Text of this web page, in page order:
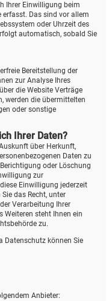
Ihrer Einwilligung beim
erfasst. Das sind vor allem
oder Uhrzeit des
automatisch, sobald Sie
Bereitstellung der
zur Analyse Ihres
die Website Verträge
werden die übermittelten
oder sonstige
Ihrer Daten?
über Herkunft,
Daten zu
oder Löschung
zur
Einwilligung jederzeit
das Recht, unter
Verarbeitung Ihrer
Weiteren steht Ihnen ein
zu.
Datenschutz können Sie
Anbieter: